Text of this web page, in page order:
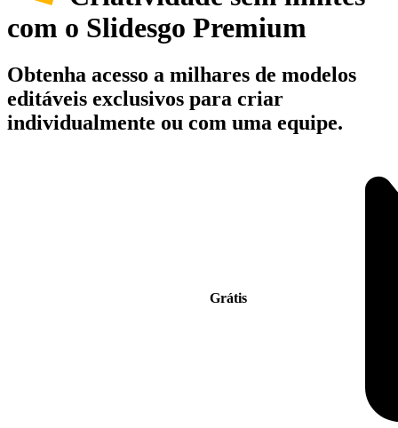
com o Slidesgo Premium
Obtenha acesso a milhares de modelos
editáveis exclusivos para criar
individualmente ou com uma equipe.
Grátis